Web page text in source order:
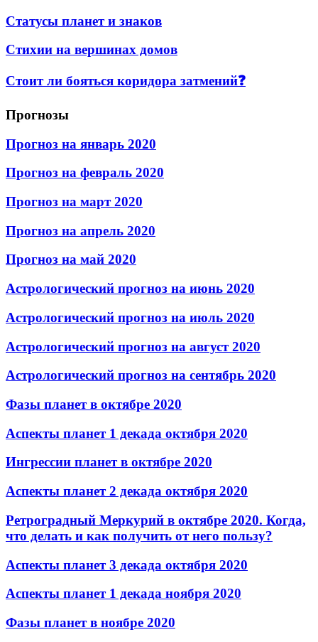
Статусы планет и знаков
Стихии на вершинах домов
Стоит ли бояться коридора затмений❓
Прогнозы
Прогноз на январь 2020
Прогноз на февраль 2020
Прогноз на март 2020
Прогноз на апрель 2020
Прогноз на май 2020
Астрологический прогноз на июнь 2020
Астрологический прогноз на июль 2020
Астрологический прогноз на август 2020
Астрологический прогноз на сентябрь 2020
Фазы планет в октябре 2020
Аспекты планет 1 декада октября 2020
Ингрессии планет в октябре 2020
Аспекты планет 2 декада октября 2020
Ретроградный Меркурий в октябре 2020. Когда,
что делать и как получить от него пользу?
Аспекты планет 3 декада октября 2020
Аспекты планет 1 декада ноября 2020
Фазы планет в ноябре 2020